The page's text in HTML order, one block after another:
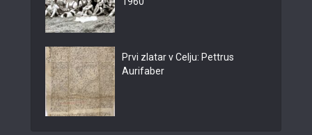
Prvi zlatar v Celju: Pettrus
Aurifaber